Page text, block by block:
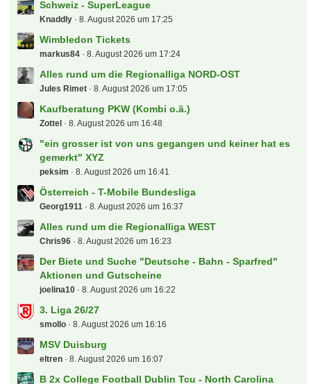
Schweiz - SuperLeague
Knaddly 8. August 2026 um 17:25
Wimbledon Tickets
markus84 8. August 2026 um 17:24
Alles rund um die Regionalliga NORD-OST
Jules Rimet 8. August 2026 um 17:05
Kaufberatung PKW (Kombi o.ä.)
Zottel 8. August 2026 um 16:48
"ein grosser ist von uns gegangen und keiner hat es
gemerkt" XYZ
peksim 8. August 2026 um 16:41
Österreich - T-Mobile Bundesliga
Georg1911 8. August 2026 um 16:37
Alles rund um die Regionalliga WEST
Chris96 8. August 2026 um 16:23
Der Biete und Suche "Deutsche - Bahn - Sparfred"
Aktionen und Gutscheine
joelina10 8. August 2026 um 16:22
3. Liga 26/27
smollo 8. August 2026 um 16:16
MSV Duisburg
eltren 8. August 2026 um 16:07
B 2x College Football Dublin Tcu - North Carolina